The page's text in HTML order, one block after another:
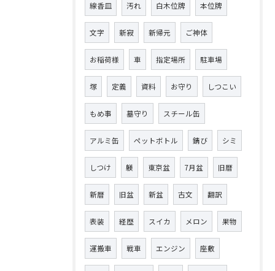
線香皿 汚れ 白木位牌 本位牌
文字 新寂 新帰元 ご神体
お稲荷様 車 指定場所 駐車場
塚 定義 資料 お守り しつこい
もめ事 墓守り スチール缶
アルミ缶 ペットボトル 錆び シミ
しつけ 躾 東京盆 7月盆 旧暦
新暦 旧盆 新盆 古文 翻訳
表装 経歴 スイカ メロン 果物
運搬車 戦車 エンジン 座敷